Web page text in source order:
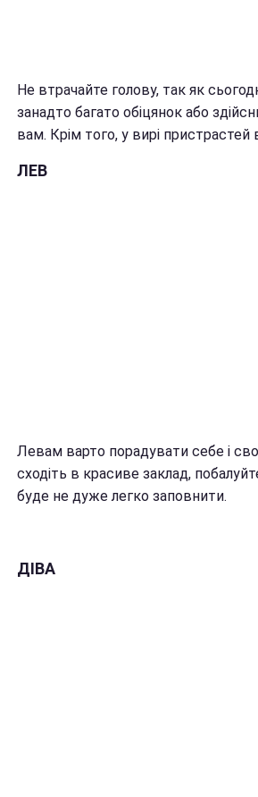
Не втрачайте голову, так як
занадто багато обіцянок або
вам. Крім того, у вирі
ЛЕВ
Левам варто порадувати себе і
сходіть в красиве заклад,
буде не дуже легко заповнити.
ДІВА